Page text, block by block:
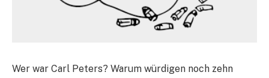
Wer war Carl Peters? Warum würdigen noch zehn